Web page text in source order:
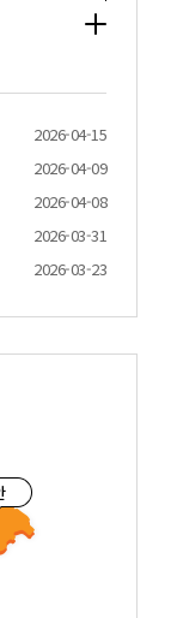
2026-04-15
2026-04-09
2026-04-08
2026-03-31
2026-03-23